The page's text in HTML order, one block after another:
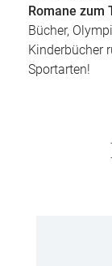
Romane zum
Bücher,
Kinderbücher
Sportarten!